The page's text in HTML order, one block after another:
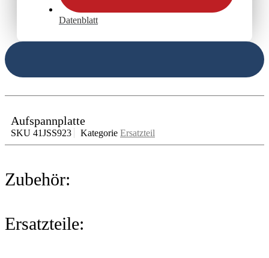
Datenblatt
Aufspannplatte
SKU 41JSS923 Kategorie Ersatzteil
Zubehör:
Ersatzteile: